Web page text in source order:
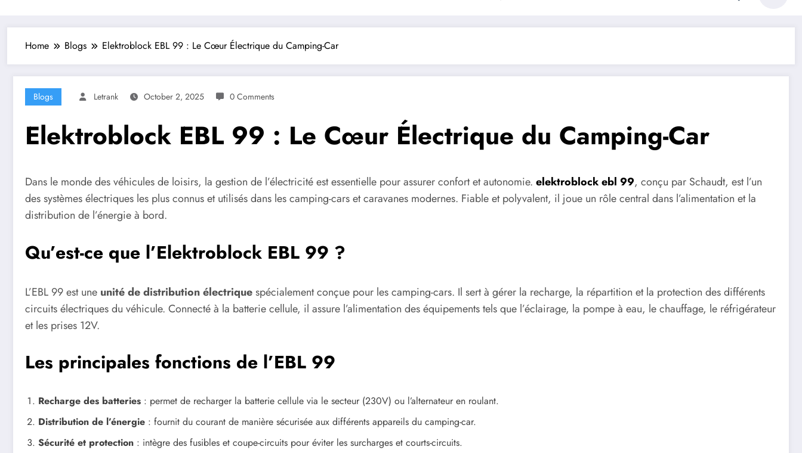
Home Blogs Elektroblock EBL 99 : Le Cœur Électrique du Camping-Car
Blogs Letrank October 2, 2025 0 Comments
Elektroblock EBL 99 : Le Cœur Électrique du Camping-Car
Dans le monde des véhicules de loisirs, la gestion de l’électricité est essentielle pour assurer confort et autonomie. elektroblock ebl 99, conçu par Schaudt, est l’un
des systèmes électriques les plus connus et utilisés dans les camping-cars et caravanes modernes. Fiable et polyvalent, il joue un rôle central dans l’alimentation et la
distribution de l’énergie à bord.
Qu’est-ce que l’Elektroblock EBL 99 ?
L’EBL 99 est une unité de distribution électriquespécialement conçue pour les camping-cars. Il sert à gérer la recharge, la répartition et la protection des différents
circuits électriques du véhicule. Connecté à la batterie cellule, il assure l’alimentation des équipements tels que l’éclairage, la pompe à eau, le chauffage, le réfrigérateur
et les prises 12V.
Les principales fonctions de l’EBL 99
Recharge des batteries : permet de recharger la batterie cellule via le secteur (230V) ou l’alternateur en roulant.
Distribution de l’énergie : fournit du courant de manière sécurisée aux différents appareils du camping-car.
Sécurité et protection : intègre des fusibles et coupe-circuits pour éviter les surcharges et courts-circuits.